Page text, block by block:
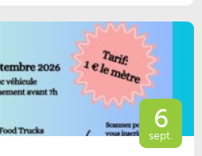
6
sept.